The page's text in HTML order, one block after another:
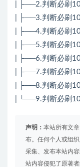
| ├──2.判断必刷
| ├──3.判断必刷
| ├──4.判断必刷
| ├──5.判断必刷
| ├──6.判断必刷
| ├──7.判断必刷
| ├──8.判断必刷
| └──9.判断必刷
声明： 本站所有文
布。任何个人或组
采集、发布本站内
站内容侵犯了原著